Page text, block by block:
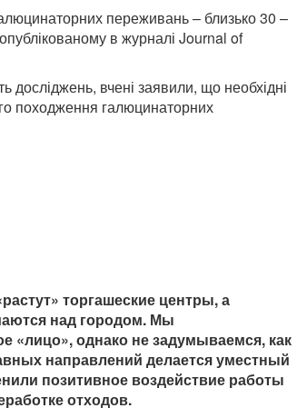
переживань – близько 30 –
в журналі Journal of
досліджень, вчені заявили, що необхідні
походження галюцинаторних
торгашеские центры, а
над городом. Мы
«лицо», однако не задумываемся, как
направлений делается уместный
позитивное воздействие работы
отходов.